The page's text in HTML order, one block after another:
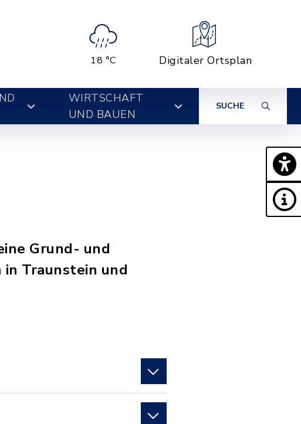
18 °C Digitaler Ortsplan
WIRTSCHAFT
UND BAUEN
SUCHE
Grund- und
Traunstein und